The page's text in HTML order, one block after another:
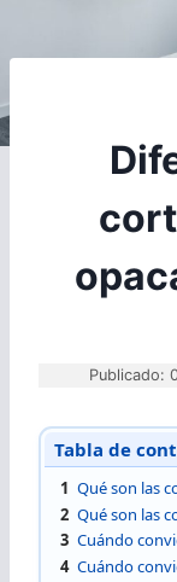
Publicado:
Tabla de
1 Qué son las
2 Qué son las
3 Cuándo
4 Cuándo